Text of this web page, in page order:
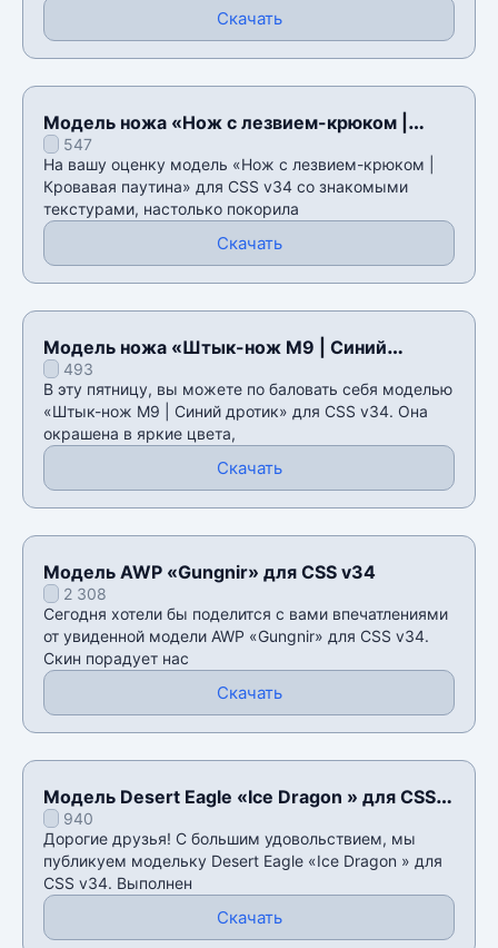
Скачать
Модель ножа «Нож с лезвием-крюком |
Кровавая паутина» для CSS v34
547
На вашу оценку модель «Нож с лезвием-крюком |
Кровавая паутина» для CSS v34 со знакомыми
текстурами, настолько покорила
Скачать
Модель ножа «Штык-нож M9 | Cиний
дротик» для CSS v34
493
В эту пятницу, вы можете по баловать себя моделью
«Штык-нож M9 | Cиний дротик» для CSS v34. Она
окрашена в яркие цвета,
Скачать
Модель AWP «Gungnir» для CSS v34
2 308
Сегодня хотели бы поделится с вами впечатлениями
от увиденной модели AWP «Gungnir» для CSS v34.
Скин порадует нас
Скачать
Модель Desert Eagle «Ice Dragon » для CSS
v34940
Дорогие друзья! С большим удовольствием, мы
публикуем модельку Desert Eagle «Ice Dragon » для
CSS v34. Выполнен
Скачать